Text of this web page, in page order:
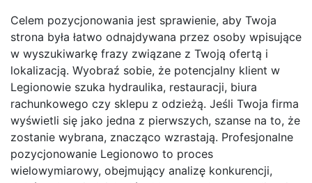
Celem pozycjonowania jest sprawienie, aby Twoja
strona była łatwo odnajdywana przez osoby wpisujące
w wyszukiwarkę frazy związane z Twoją ofertą i
lokalizacją. Wyobraź sobie, że potencjalny klient w
Legionowie szuka hydraulika, restauracji, biura
rachunkowego czy sklepu z odzieżą. Jeśli Twoja firma
wyświetli się jako jedna z pierwszych, szanse na to, że
zostanie wybrana, znacząco wzrastają. Profesjonalne
pozycjonowanie Legionowo to proces
wielowymiarowy, obejmujący analizę konkurencji,